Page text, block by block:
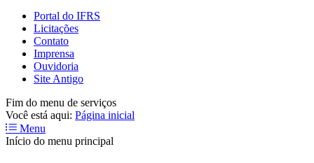
Portal do IFRS
Licitações
Contato
Imprensa
Ouvidoria
Site Antigo
Fim do menu de serviços
Você está aqui: Página inicial
Menu
Início do menu principal